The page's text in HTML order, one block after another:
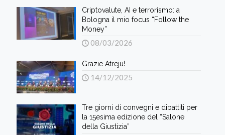
Criptovalute, AI e terrorismo: a
Bologna il mio focus “Follow the
Money”
08/03/2026
Grazie Atreju!
14/12/2025
Tre giorni di convegni e dibattiti per
la 15esima edizione del “Salone
della Giustizia”